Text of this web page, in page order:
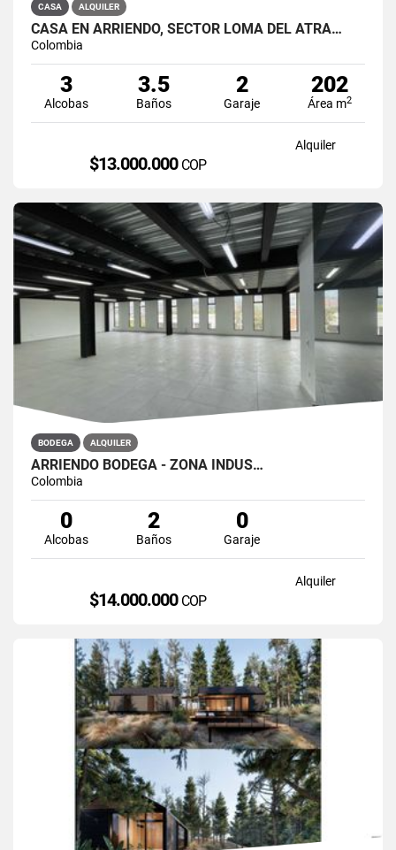
CASA ALQUILER
CASA EN ARRIENDO, SECTOR LOMA DEL ATRA…
Colombia
3
Alcobas
3.5
Baños
2
Garaje
202
Área m2
Alquiler
$13.000.000 COP
BODEGA ALQUILER
ARRIENDO BODEGA - ZONA INDUS…
Colombia
0
Alcobas
2
Baños
0
Garaje
Alquiler
$14.000.000 COP